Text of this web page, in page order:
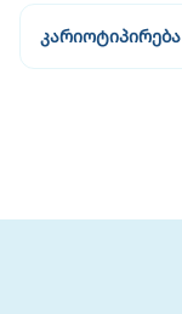
კარიოტიპირება